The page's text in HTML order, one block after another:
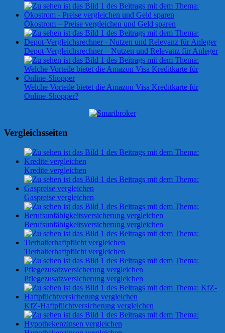
Ökostrom – Preise vergleichen und Geld sparen
Depot-Vergleichsrechner – Nutzen und Relevanz für Anleger
Welche Vorteile bietet die Amazon Visa Kreditkarte für
Online-Shopper?
Vergleichsseiten
Kredite vergleichen
Gaspreise vergleichen
Berufsunfähigkeitsversicherung vergleichen
Tierhalterhaftpflicht vergleichen
Pflegezusatzversicherung vergleichen
KfZ-Haftpflichtversicherung vergleichen